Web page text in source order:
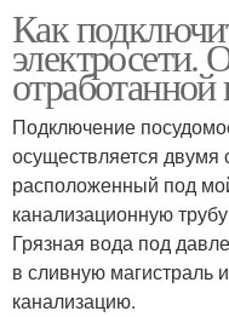
Как
электросети.
Подключение
осуществляется
расположенный под
канализационную
Грязная вода под
в сливную магистраль
канализацию.